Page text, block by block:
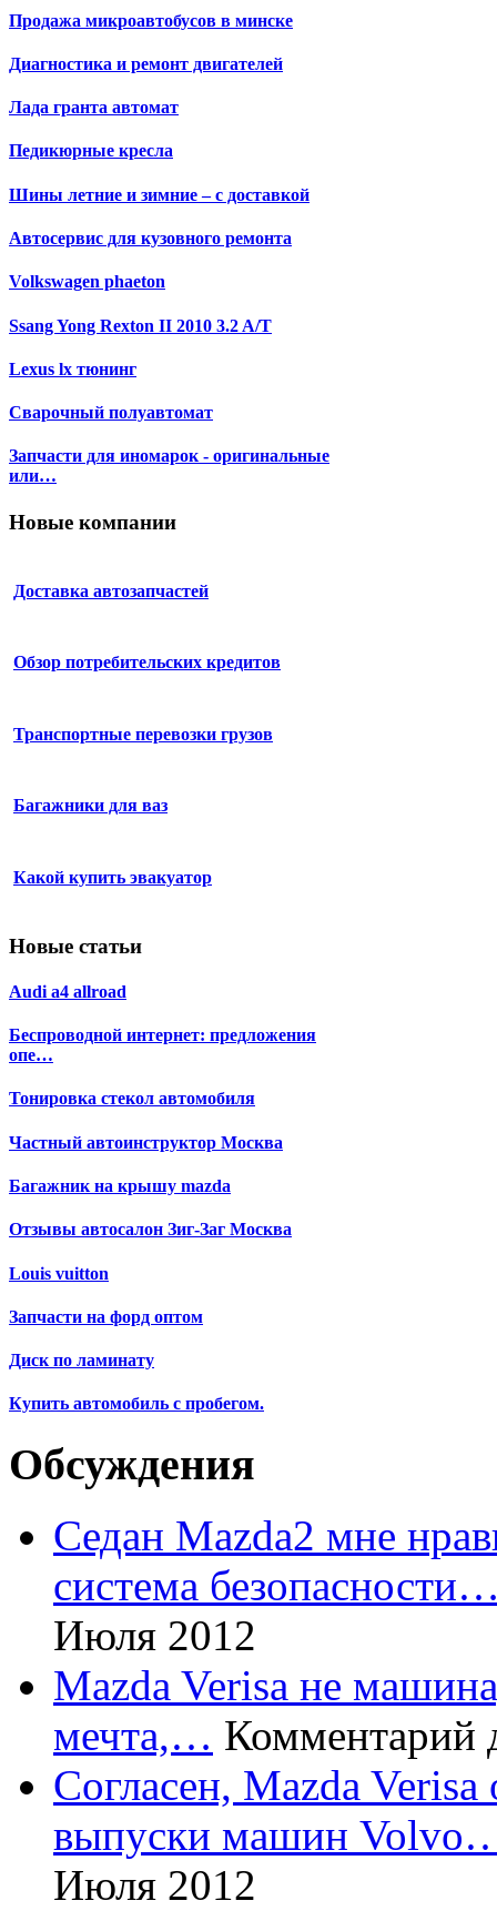
Продажа микроавтобусов в минске
Диагностика и ремонт двигателей
Лада гранта автомат
Педикюрные кресла
Шины летние и зимние – с доставкой
Автосервис для кузовного ремонта
Volkswagen phaeton
Ssang Yong Rexton II 2010 3.2 A/T
Lexus lx тюнинг
Сварочный полуавтомат
Запчасти для иномарок - оригинальные
или…
Новые компании
Доставка автозапчастей
Обзор потребительских кредитов
Транспортные перевозки грузов
Багажники для ваз
Какой купить эвакуатор
Новые статьи
Audi a4 allroad
Беспроводной интернет: предложения
опе…
Тонировка стекол автомобиля
Частный автоинструктор Москва
Багажник на крышу mazda
Отзывы автосалон Зиг-Заг Москва
Louis vuitton
Запчасти на форд оптом
Диск по ламинату
Купить автомобиль с пробегом.
Обсуждения
Седан Mazda2 мне
система
Июля 2012
Mazda Verisa не
мечта,… Комментарий
Согласен, Mazda
выпуски машин
Июля 2012